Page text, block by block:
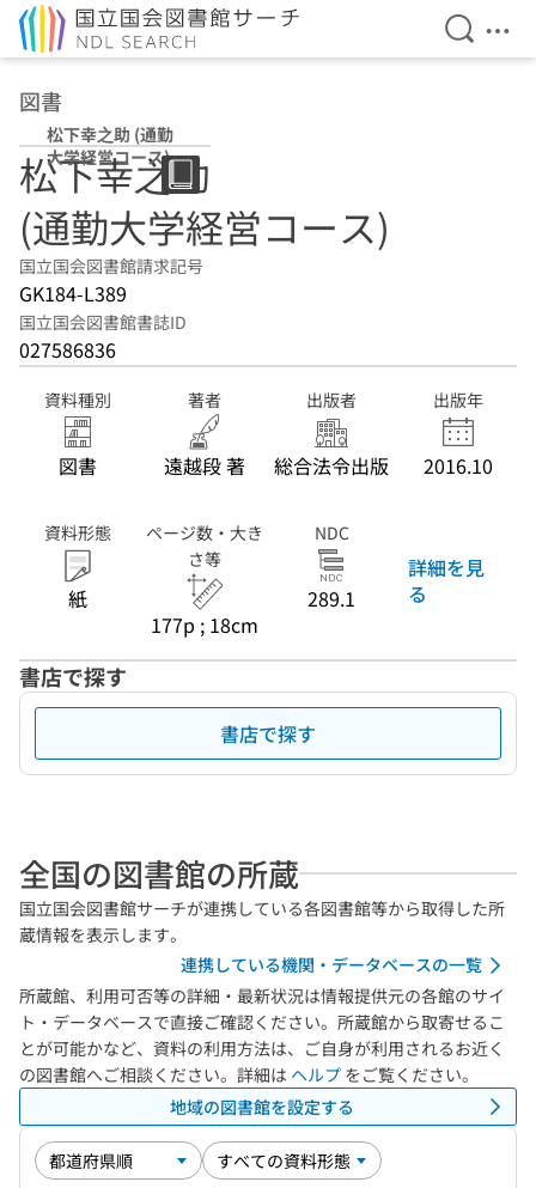
検索を
メ
図書
松下幸之助 (通勤
大学経営コース)
松下幸之助
(通勤大学経営コース)
国立国会図書館請求記号
GK184-L389
国立国会図書館書誌ID
027586836
資料種別
図書
著者
遠越段 著
出版者
総合法令出版
出版年
2016.10
資料形態
紙
ページ数・大き
さ等
177p ; 18cm
NDC
289.1
詳細を見
る
書店で探す
書店で探す
全国の図書館の所蔵
国立国会図書館サーチが連携している各図書館等から取得した所
蔵情報を表示します。
連携している機関・データベースの一覧
所蔵館、利用可否等の詳細・最新状況は情報提供元の各館のサイ
ト・データベースで直接ご確認ください。所蔵館から取寄せるこ
とが可能かなど、資料の利用方法は、ご自身が利用されるお近く
の図書館へご相談ください。詳細は ヘルプ をご覧ください。
地域の図書館を設定する